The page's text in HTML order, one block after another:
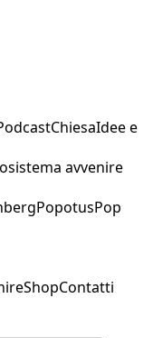
ChiesaIdee e
avvenire
PopotusPop
ShopContatti